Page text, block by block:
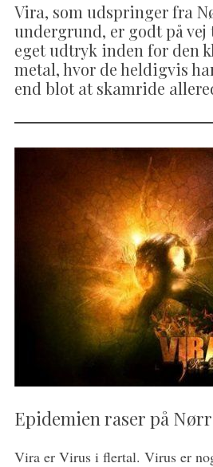
Vira, som udspringer fra
undergrund, er godt på
eget udtryk inden for den
metal, hvor de heldigvis
end blot at skamride
Epidemien raser på
Vira er Virus i flertal. Virus er